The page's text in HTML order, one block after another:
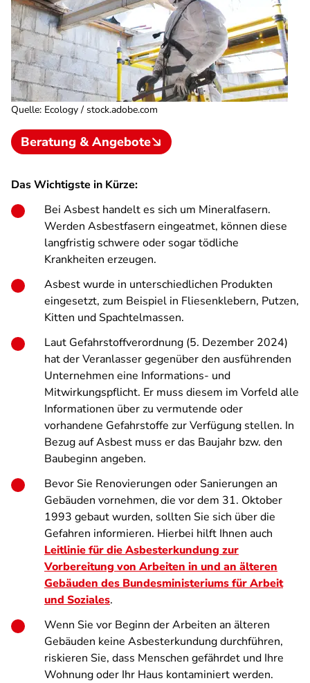
Quelle: Ecology / stock.adobe.com
Beratung & Angebote
Das Wichtigste in Kürze:
Bei Asbest handelt es sich um Mineralfasern.
Werden Asbestfasern eingeatmet, können diese
langfristig schwere oder sogar tödliche
Krankheiten erzeugen.
Asbest wurde in unterschiedlichen Produkten
eingesetzt, zum Beispiel in Fliesenklebern, Putzen,
Kitten und Spachtelmassen.
Laut Gefahrstoffverordnung (5. Dezember 2024)
hat der Veranlasser gegenüber den ausführenden
Unternehmen eine Informations- und
Mitwirkungspflicht. Er muss diesem im Vorfeld alle
Informationen über zu vermutende oder
vorhandene Gefahrstoffe zur Verfügung stellen. In
Bezug auf Asbest muss er das Baujahr bzw. den
Baubeginn angeben.
Bevor Sie Renovierungen oder Sanierungen an
Gebäuden vornehmen, die vor dem 31. Oktober
1993 gebaut wurden, sollten Sie sich über die
Gefahren informieren. Hierbei hilft Ihnen auch
Leitlinie für die Asbesterkundung zur
Vorbereitung von Arbeiten in und an älteren
Gebäuden des Bundesministeriums für Arbeit
und Soziales.
Wenn Sie vor Beginn der Arbeiten an älteren
Gebäuden keine Asbesterkundung durchführen,
riskieren Sie, dass Menschen gefährdet und Ihre
Wohnung oder Ihr Haus kontaminiert werden.